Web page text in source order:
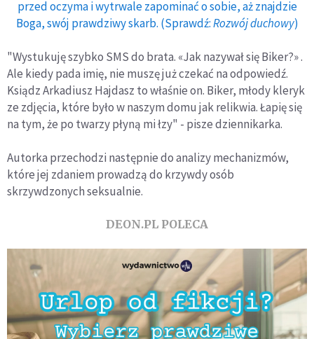
przed oczyma i wytrwale zapominać o sobie, aż znajdzie
Boga, swój prawdziwy skarb. (Sprawdź:Rozwój duchowy)
"Wystukuję szybko SMS do brata. «Jak nazywał się Biker?».
Ale kiedy pada imię, nie muszę już czekać na odpowiedź.
Ksiądz Arkadiusz Hajdasz to właśnie on. Biker, młody kleryk
ze zdjęcia, które było w naszym domu jak relikwia. Łapię się
na tym, że po twarzy płyną mi łzy" - pisze dziennikarka.
Autorka przechodzi następnie do analizy mechanizmów,
które jej zdaniem prowadzą do krzywdy osób
skrzywdzonych seksualnie.
DEON.PL POLECA